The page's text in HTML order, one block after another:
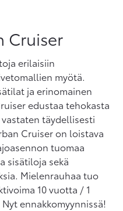
Cruiser
erilaisiin
myötä.
ja erinomainen
edustaa tehokasta
täydellisesti
Cruiser on loistava
tuomaa
sisätiloja sekä
Mielenrauhaa tuo
10 vuotta / 1
ennakkomyynnissä!